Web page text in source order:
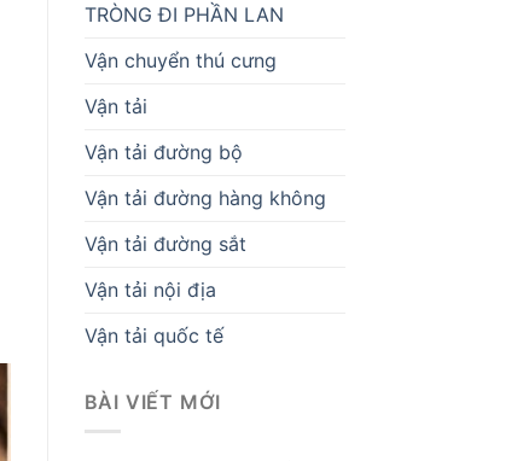
TRÒNG ĐI PHẦN LAN
Vận chuyển thú cưng
Vận tải
Vận tải đường bộ
Vận tải đường hàng không
Vận tải đường sắt
Vận tải nội địa
Vận tải quốc tế
BÀI VIẾT MỚI